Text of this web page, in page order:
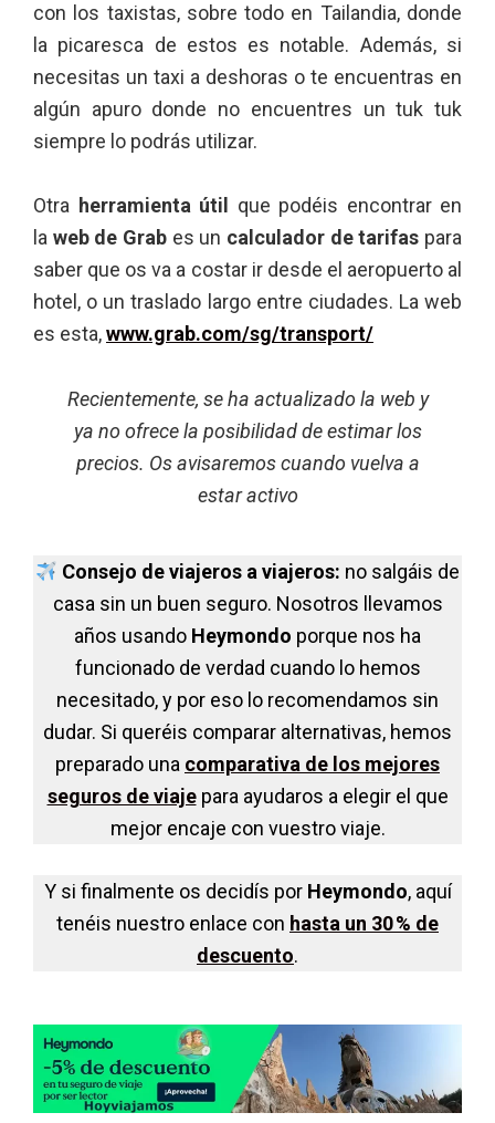
con los taxistas, sobre todo en Tailandia, donde
la picaresca de estos es notable. Además, si
necesitas un taxi a deshoras o te encuentras en
algún apuro donde no encuentres un tuk tuk
siempre lo podrás utilizar.
Otra herramienta útil
que podéis encontrar en
la web de Grab es un calculador de tarifas para
saber que os va a costar ir desde el aeropuerto al
hotel, o un traslado largo entre ciudades. La web
es esta,www.grab.com/sg/transport/
Recientemente, se ha actualizado la web y
ya no ofrece la posibilidad de estimar los
precios. Os avisaremos cuando vuelva a
estar activo
Consejo de viajeros a viajeros: no salgáis de
casa sin un buen seguro. Nosotros llevamos
años usando Heymondo porque nos ha
funcionado de verdad cuando lo hemos
necesitado, y por eso lo recomendamos sin
dudar. Si queréis comparar alternativas, hemos
preparado una comparativa de los mejores
seguros de viajepara ayudaros a elegir el que
mejor encaje con vuestro viaje.
Y si finalmente os decidís por Heymondo, aquí
tenéis nuestro enlace con hasta un 30 % de
descuento.